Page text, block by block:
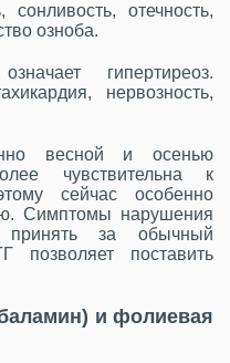
отечность,
озноба.
гипертиреоз.
нервозность,
весной и осенью
чувствительна к
сейчас особенно
Симптомы нарушения
принять за обычный
позволяет поставить
и фолиевая